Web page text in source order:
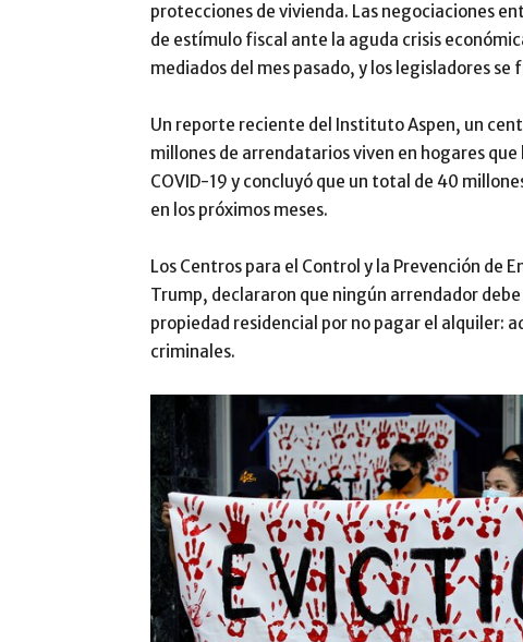
protecciones de vivienda. Las negociaciones
de estímulo fiscal ante la aguda crisis
mediados del mes pasado, y los legisladores
Un reporte reciente del Instituto Aspen, un
millones de arrendatarios viven en hogares
COVID-19 y concluyó que un total de 40
en los próximos meses.
Los Centros para el Control y la Prevención de
Trump, declararon que ningún arrendador
propiedad residencial por no pagar el alquiler:
criminales.